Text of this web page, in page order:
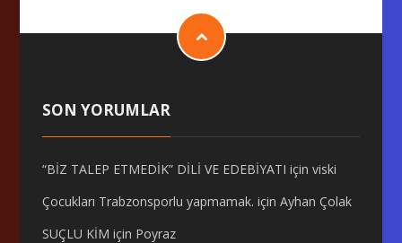
SON YORUMLAR
“BİZ TALEP ETMEDİK” DİLİ VE EDEBİYATI içinviski
Çocukları Trabzonsporlu yapmamak. içinAyhan Çolak
SUÇLU KİM için Poyraz